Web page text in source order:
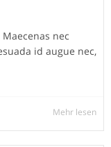
nec
id augue nec,
Mehr lesen